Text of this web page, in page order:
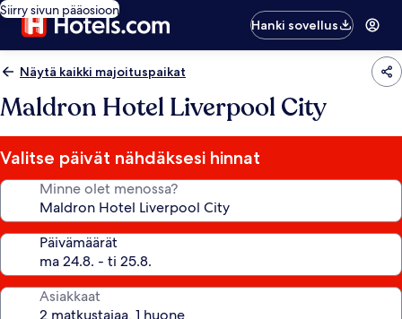
Siirry sivun pääosioon
Hanki sovellus
Näytä kaikki majoituspaikat
Maldron Hotel Liverpool City
Valitse päivät nähdäksesi hinnat
Minne olet menossa?
Päivämäärät
Asiakkaat